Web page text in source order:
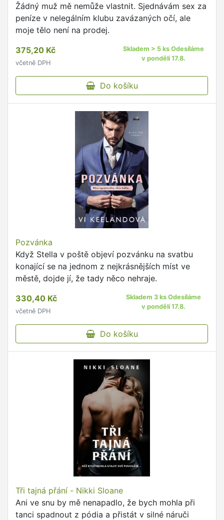
Žádný muž mě nemůže vlastnit. Sjednávám sex za
peníze v nelegálním klubu zavázaných očí, ale
moje tělo není na prodej.
375,20 Kč
včetně DPH
Skladem > 5 ks Odesíláme
v pondělí 17.8.
Do košíku
Pozvánka
Když Stella v poště objeví pozvánku na svatbu
konající se na jednom z nejkrásnějších míst ve
městě, dojde jí, že tady něco nehraje.
330,40 Kč
včetně DPH
Skladem 3 ks Odesíláme
v pondělí 17.8.
Do košíku
Tři tajná přání - Nikki Sloane
Ani ve snu by mě nenapadlo, že bych mohla při
tanci spadnout z pódia a přistát v silné náruči